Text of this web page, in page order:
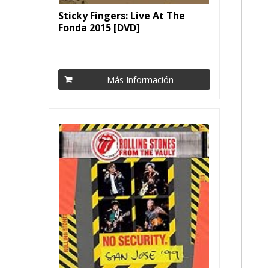
Sticky Fingers: Live At The
Fonda 2015 [DVD]
Más Información